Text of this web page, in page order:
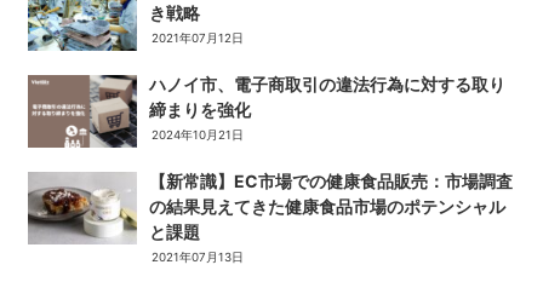
き戦略
2021年07月12日
ハノイ市、電子商取引の違法行為に対する取り
締まりを強化
2024年10月21日
【新常識】EC市場での健康食品販売：市場調査
の結果見えてきた健康食品市場のポテンシャル
と課題
2021年07月13日